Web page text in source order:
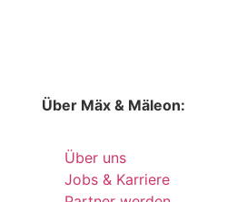
Über Mäx & Mäleon:
Über uns
Jobs & Karriere